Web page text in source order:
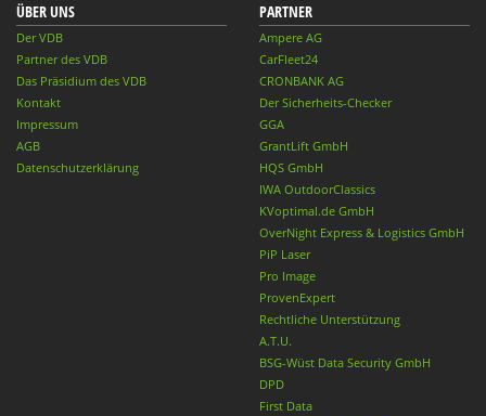
ÜBER UNS
Der VDB
Partner des VDB
Das Präsidium des VDB
Kontakt
Impressum
AGB
Datenschutzerklärung
PARTNER
Ampere AG
CarFleet24
CRONBANK AG
Der Sicherheits-Checker
GGA
GrantLift GmbH
HQS GmbH
IWA OutdoorClassics
KVoptimal.de GmbH
OverNight Express & Logistics GmbH
PiP Laser
Pro Image
ProvenExpert
Rechtliche Unterstützung
A.T.U.
BSG-Wüst Data Security GmbH
DPD
First Data